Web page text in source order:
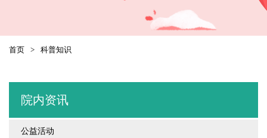
首页 > 科普知识
院内资讯
公益活动